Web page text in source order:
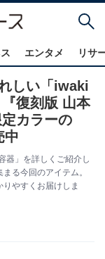
エンタメ リサ
しい「iwaki
復刻版 山本
カラーの
中
器」を詳しくご紹介し
る今回のアイテム。
やすくお届けしま